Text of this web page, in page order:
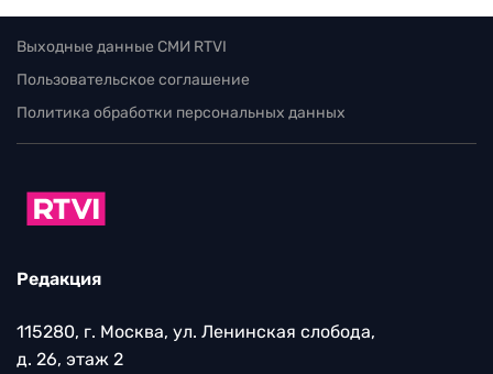
Выходные данные СМИ RTVI
Пользовательское соглашение
Политика обработки персональных данных
Редакция
115280, г. Москва, ул. Ленинская слобода,
д. 26, этаж 2